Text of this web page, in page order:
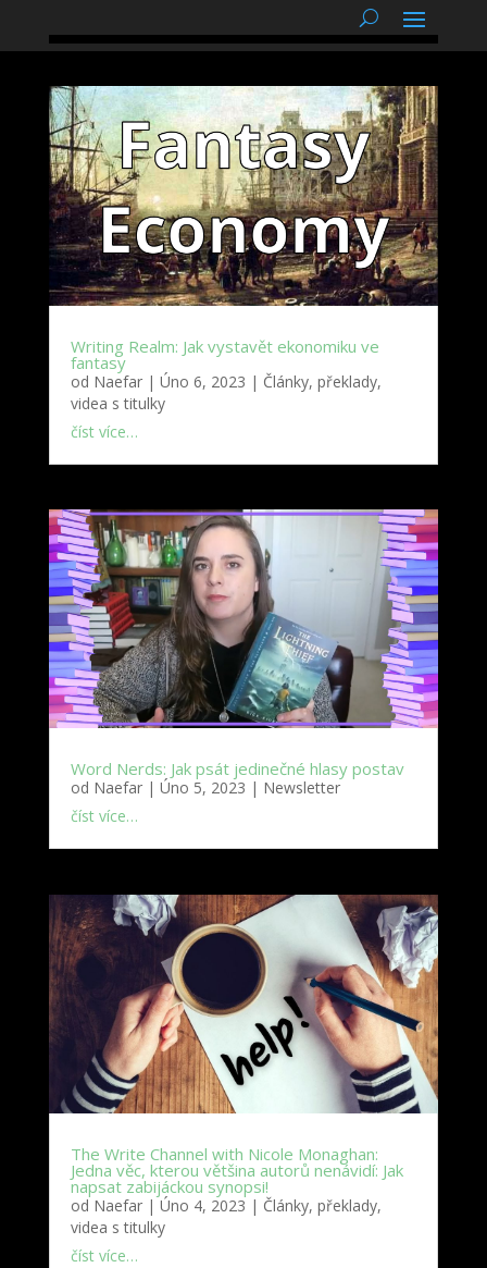
Writing Realm: Jak vystavět ekonomiku ve
fantasy
od Naefar| Úno 6, 2023 | Články, překlady,
videa s titulky
číst více…
Word Nerds: Jak psát jedinečné hlasy postav
od Naefar| Úno 5, 2023 | Newsletter
číst více…
The Write Channel with Nicole Monaghan:
Jedna věc, kterou většina autorů nenávidí: Jak
napsat zabijáckou synopsi!
od Naefar| Úno 4, 2023 | Články, překlady,
videa s titulky
číst více…